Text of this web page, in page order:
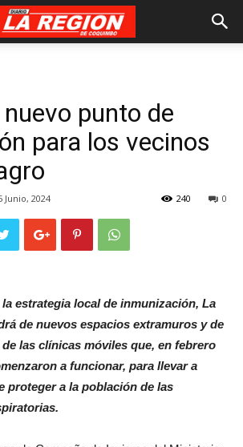
punto de
para los vecinos
Junio, 2024 0
240
estrategia local de inmunización, La
de nuevos espacios extramuros y de
las clínicas móviles que, en febrero
a funcionar, para llevar a
proteger a la población de las